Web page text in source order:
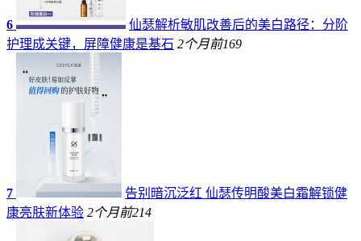
6
仙瑟解析敏肌改善后的美白路径：分阶
护理成关键，屏障健康是基石 2个月前169
7
告别暗沉泛红 仙瑟传明酸美白霜解锁健
康亮肤新体验 2个月前214